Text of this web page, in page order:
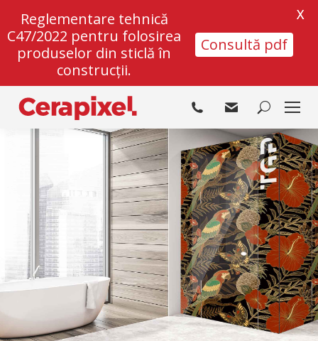
Search:
Reglementare tehnică
C47/2022 pentru folosirea
produselor din sticlă în
construcții.
Consultă pdf
X